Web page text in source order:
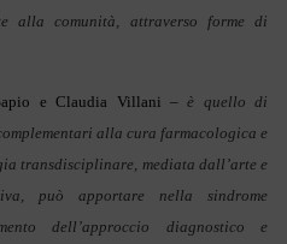
alla comunità, attraverso forme di
e Claudia Villani –è quello di
alla cura farmacologica e
transdisciplinare, mediata dall’arte e
può apportare nella sindrome
dell’approccio diagnostico e